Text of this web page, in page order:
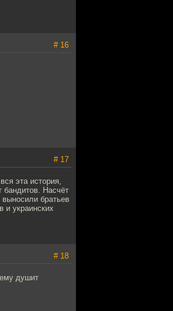
# 16
# 17
эта история,
Насчёт
братьев
украинских
# 18
душит